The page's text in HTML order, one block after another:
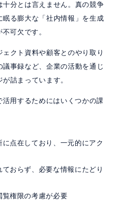
分とは言えません。真の競争
る膨大な「社内情報」を生成
可欠です。
クト資料や顧客とのやり取り
事録など、企業の活動を通じ
詰まっています。
用するためにはいくつかの課
点在しており、一元的にアク
おらず、必要な情報にたどり
権限の考慮が必要